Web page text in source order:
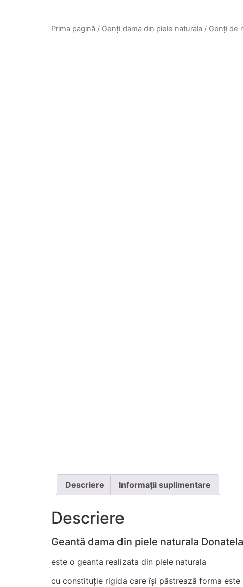
Prima pagină / Genți dama din piele naturala / Genți de
Descriere Informații suplimentare
Descriere
Geantă dama din piele naturala
este o geanta realizata din piele naturala
cu constituție rigida care își păstrează forma